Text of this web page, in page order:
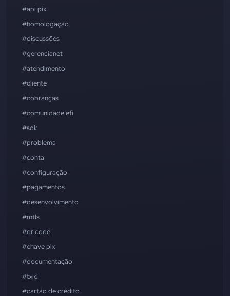
#api pix
#homologação
#discussões
#gerencianet
#atendimento
#cliente
#cobranças
#comunidade efí
#sdk
#problema
#conta
#configuração
#pagamentos
#desenvolvimento
#mtls
#qr code
#chave pix
#documentação
#txid
#cartão de crédito